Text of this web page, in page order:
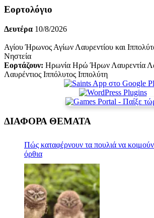
Εορτολόγιο
Δευτέρα 10/8/2026
Αγίου Ήρωνος Αγίων Λαυρεντίου και
Νηστεία
Εορτάζουν: Ηρωνία Ηρώ Ήρων Λαυρεντία
Λαυρέντιος Ιππόλυτος Ιππολύτη
ΔΙΑΦΟΡΑ ΘΕΜΑΤΑ
Πώς καταφέρνουν τα πουλιά να
όρθια